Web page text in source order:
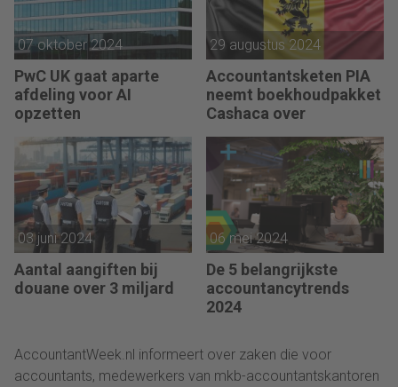
07 oktober 2024
PwC UK gaat aparte
afdeling voor AI
opzetten
29 augustus 2024
Accountantsketen PIA
neemt boekhoudpakket
Cashaca over
03 juni 2024
Aantal aangiften bij
douane over 3 miljard
06 mei 2024
De 5 belangrijkste
accountancytrends
2024
AccountantWeek.nl informeert over zaken die voor
accountants, medewerkers van mkb-accountantskantoren